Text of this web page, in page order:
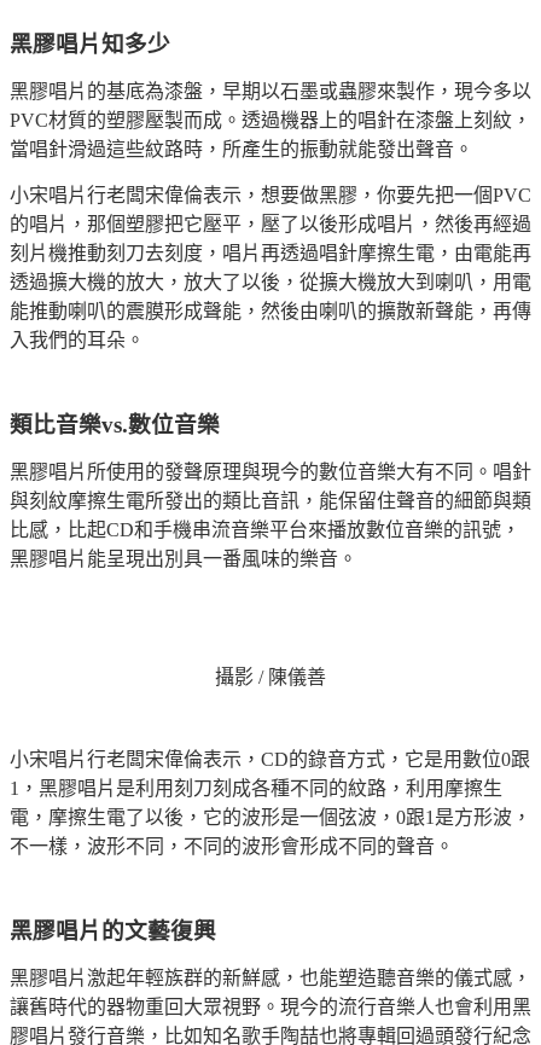
黑膠唱片知多少
黑膠唱片的基底為漆盤，早期以石墨或蟲膠來製作，現今多以
PVC材質的塑膠壓製而成。透過機器上的唱針在漆盤上刻紋，
當唱針滑過這些紋路時，所產生的振動就能發出聲音。
小宋唱片行老闆宋偉倫表示，想要做黑膠，你要先把一個PVC
的唱片，那個塑膠把它壓平，壓了以後形成唱片，然後再經過
刻片機推動刻刀去刻度，唱片再透過唱針摩擦生電，由電能再
透過擴大機的放大，放大了以後，從擴大機放大到喇叭，用電
能推動喇叭的震膜形成聲能，然後由喇叭的擴散新聲能，再傳
入我們的耳朵。
類比音樂vs.數位音樂
黑膠唱片所使用的發聲原理與現今的數位音樂大有不同。唱針
與刻紋摩擦生電所發出的類比音訊，能保留住聲音的細節與類
比感，比起CD和手機串流音樂平台來播放數位音樂的訊號，
黑膠唱片能呈現出別具一番風味的樂音。
攝影 / 陳儀善
小宋唱片行老闆宋偉倫表示，CD的錄音方式，它是用數位0跟
1，黑膠唱片是利用刻刀刻成各種不同的紋路，利用摩擦生
電，摩擦生電了以後，它的波形是一個弦波，0跟1是方形波，
不一樣，波形不同，不同的波形會形成不同的聲音。
黑膠唱片的文藝復興
黑膠唱片激起年輕族群的新鮮感，也能塑造聽音樂的儀式感，
讓舊時代的器物重回大眾視野。現今的流行音樂人也會利用黑
膠唱片發行音樂，比如知名歌手陶喆也將專輯回過頭發行紀念